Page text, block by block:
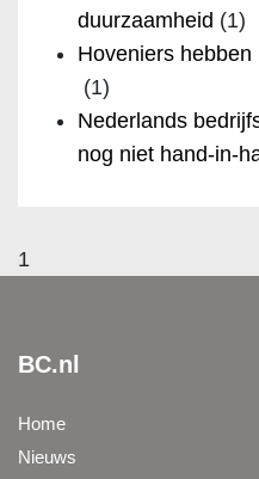
duurzaamheid (1)
Hoveniers
(1)
Nederlands
nog niet hand-in-
1
BC.nl
Home
Nieuws